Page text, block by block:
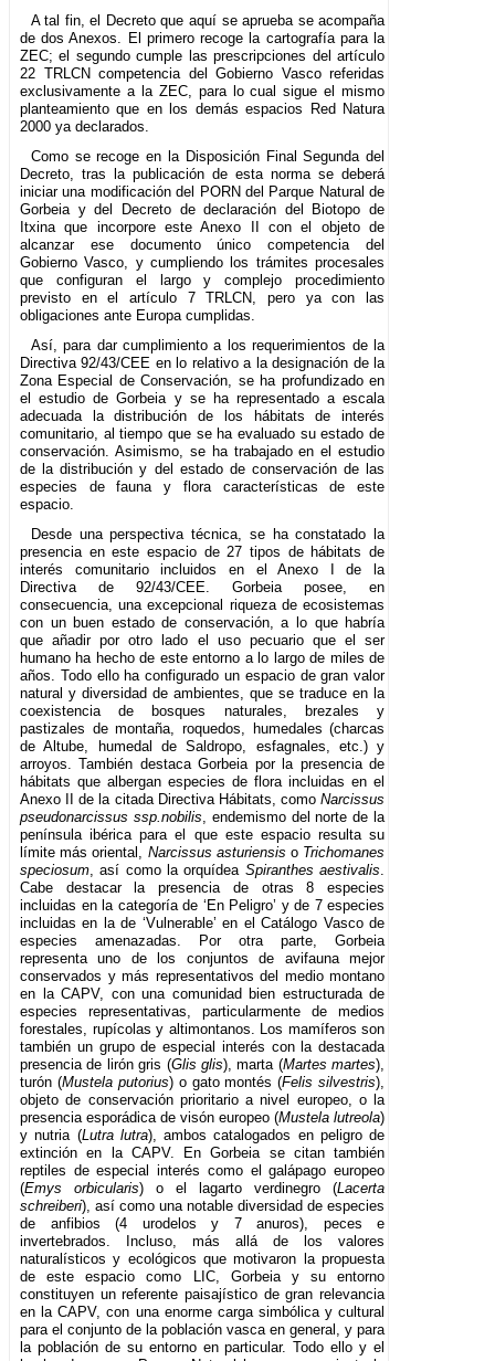
A tal fin, el Decreto que aquí se aprueba se acompaña
de dos Anexos. El primero recoge la cartografía para la
ZEC; el segundo cumple las prescripciones del artículo
22 TRLCN competencia del Gobierno Vasco referidas
exclusivamente a la ZEC, para lo cual sigue el mismo
planteamiento que en los demás espacios Red Natura
2000 ya declarados.
Como se recoge en la Disposición Final Segunda del
Decreto, tras la publicación de esta norma se deberá
iniciar una modificación del PORN del Parque Natural de
Gorbeia y del Decreto de declaración del Biotopo de
Itxina que incorpore este Anexo II con el objeto de
alcanzar ese documento único competencia del
Gobierno Vasco, y cumpliendo los trámites procesales
que configuran el largo y complejo procedimiento
previsto en el artículo 7 TRLCN, pero ya con las
obligaciones ante Europa cumplidas.
Así, para dar cumplimiento a los requerimientos de la
Directiva 92/43/CEE en lo relativo a la designación de la
Zona Especial de Conservación, se ha profundizado en
el estudio de Gorbeia y se ha representado a escala
adecuada la distribución de los hábitats de interés
comunitario, al tiempo que se ha evaluado su estado de
conservación. Asimismo, se ha trabajado en el estudio
de la distribución y del estado de conservación de las
especies de fauna y flora características de este
espacio.
Desde una perspectiva técnica, se ha constatado la
presencia en este espacio de 27 tipos de hábitats de
interés comunitario incluidos en el Anexo I de la
Directiva de 92/43/CEE. Gorbeia posee, en
consecuencia, una excepcional riqueza de ecosistemas
con un buen estado de conservación, a lo que habría
que añadir por otro lado el uso pecuario que el ser
humano ha hecho de este entorno a lo largo de miles de
años. Todo ello ha configurado un espacio de gran valor
natural y diversidad de ambientes, que se traduce en la
coexistencia de bosques naturales, brezales y
pastizales de montaña, roquedos, humedales (charcas
de Altube, humedal de Saldropo, esfagnales, etc.) y
arroyos. También destaca Gorbeia por la presencia de
hábitats que albergan especies de flora incluidas en el
Anexo II de la citada Directiva Hábitats, comoNarcissus
pseudonarcissus ssp.nobilis , endemismo del norte de la
península ibérica para el que este espacio resulta su
límite más oriental, Narcissus asturiensis o Trichomanes
speciosum , así como la orquídea Spiranthes aestivalis
Cabe destacar la presencia de otras 8 especies
incluidas en la categoría de ‘En Peligro’ y de 7 especies
incluidas en la de ‘Vulnerable’ en el Catálogo Vasco de
especies amenazadas. Por otra parte, Gorbeia
representa uno de los conjuntos de avifauna mejor
conservados y más representativos del medio montano
en la CAPV, con una comunidad bien estructurada de
especies representativas, particularmente de medios
forestales, rupícolas y altimontanos. Los mamíferos son
también un grupo de especial interés con la destacada
presencia de lirón gris (Glis glis), marta (Martes martes),
turón (Mustela putorius) o gato montés (Felis silvestris),
objeto de conservación prioritario a nivel europeo, o la
presencia esporádica de visón europeo (Mustela lutreola)
y nutria (Lutra lutra), ambos catalogados en peligro de
extinción en la CAPV. En Gorbeia se citan también
reptiles de especial interés como el galápago europeo
(Emys orbicularis) o el lagarto verdinegro (Lacerta
schreiberi), así como una notable diversidad de especies
de anfibios (4 urodelos y 7 anuros), peces e
invertebrados. Incluso, más allá de los valores
naturalísticos y ecológicos que motivaron la propuesta
de este espacio como LIC, Gorbeia y su entorno
constituyen un referente paisajístico de gran relevancia
en la CAPV, con una enorme carga simbólica y cultural
para el conjunto de la población vasca en general, y para
la población de su entorno en particular. Todo ello y el